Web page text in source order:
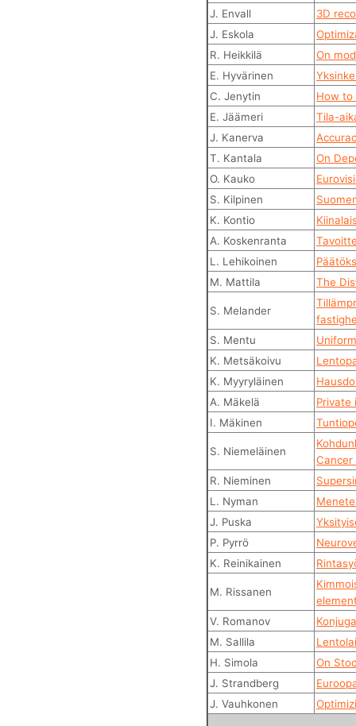
J. Envall
3D
J. Eskola
R. Heikkilä
On
E. Hyvärinen
C. Jenytin
How to
E. Jäämeri
Tila-
J. Kanerva
T. Kantala
On
O. Kauko
S. Kilpinen
K. Kontio
A. Koskenranta
L. Lehikoinen
M. Mattila
The
S. Melander
S. Mentu
K. Metsäkoivu
K. Myyryläinen
A. Mäkelä
Private
I. Mäkinen
S. Niemeläinen
R. Nieminen
L. Nyman
J. Puska
P. Pyrrö
K. Reinikainen
M. Rissanen
V. Romanov
M. Sallila
H. Simola
On
J. Strandberg
J. Vauhkonen